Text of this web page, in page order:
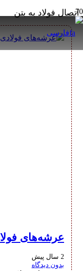
فارسی
اتصال فولاد به بتن
عرشه‌های
2 سال پیش
بدون دیدگاه